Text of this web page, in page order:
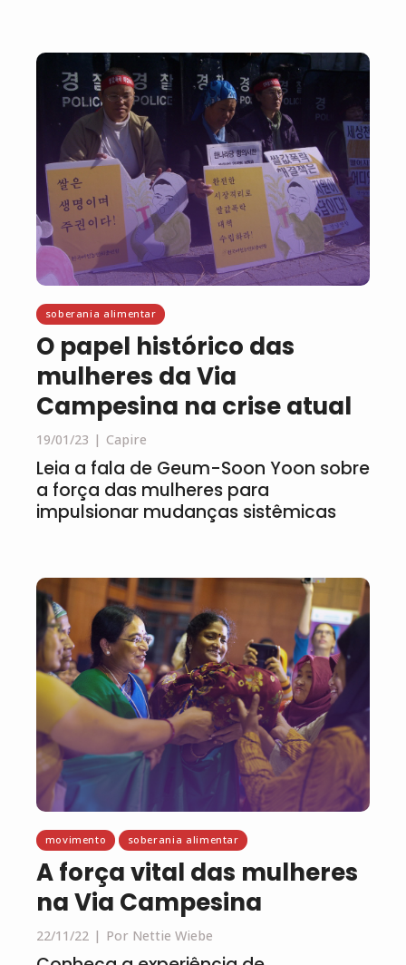
soberania alimentar
O papel histórico das
mulheres da Via
Campesina na crise atual
19/01/23 Capire
Leia a fala de Geum-Soon Yoon sobre
a força das mulheres para
impulsionar mudanças sistêmicas
movimento soberania alimentar
A força vital das mulheres
na Via Campesina
22/11/22 Por Nettie Wiebe